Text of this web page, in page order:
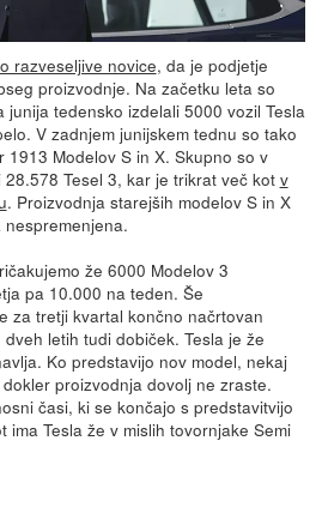
razveseljive novice, da je podjetje
proizvodnje. Na začetku leta so
tedensko izdelali 5000 vozil Tesla
V zadnjem junijskem tednu so tako
Modelov S in X. Skupno so v
Tesel 3, kar je trikrat več kot v
. Proizvodnja starejših modelov S in X
že 6000 Modelov 3
pa 10.000 na teden. Še
za tretji kvartal končno načrtovan
letih tudi dobiček. Tesla je že
Ko predstavijo nov model, nekaj
proizvodnja dovolj ne zraste.
časi, ki se končajo s predstavitvijo
ima Tesla že v mislih tovornjake Semi